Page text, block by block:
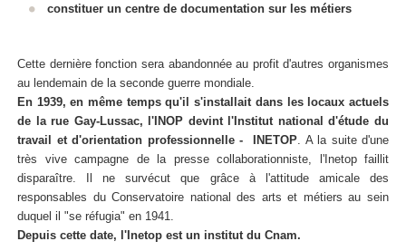
constituer un centre de documentation sur les métiers
Cette dernière fonction sera abandonnée au profit d'autres organismes
au lendemain de la seconde guerre mondiale.
En 1939, en même temps qu'il s'installait dans les locaux actuels
de la rue Gay-Lussac, l'INOP devint l'Institut national d'étude du
travail et d'orientation professionnelle - INETOP. A la suite d'une
très vive campagne de la presse collaborationniste, l'Inetop faillit
disparaître. Il ne survécut que grâce à l'attitude amicale des
responsables du Conservatoire national des arts et métiers au sein
duquel il "se réfugia" en 1941.
Depuis cette date, l'Inetop est un institut du Cnam.